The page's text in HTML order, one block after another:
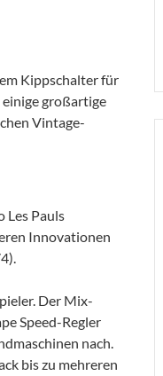
Kippschalter für
einige großartige
Vintage-
Les Pauls
Innovationen
Der Mix-
Speed-Regler
nach.
bis zu mehreren